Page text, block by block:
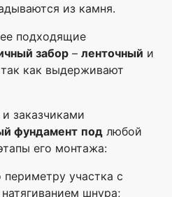
из камня.
подходящие
забор – ленточный и
как выдерживают
заказчиками
фундамент под любой
его монтажа:
участка с
шнура;